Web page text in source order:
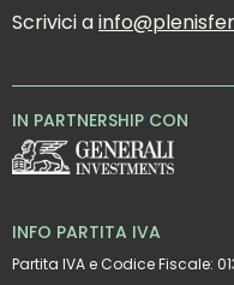
Scrivici a
IN PARTNERSHIP CON
INFO PARTITA IVA
Partita IVA e Codice Fiscale: